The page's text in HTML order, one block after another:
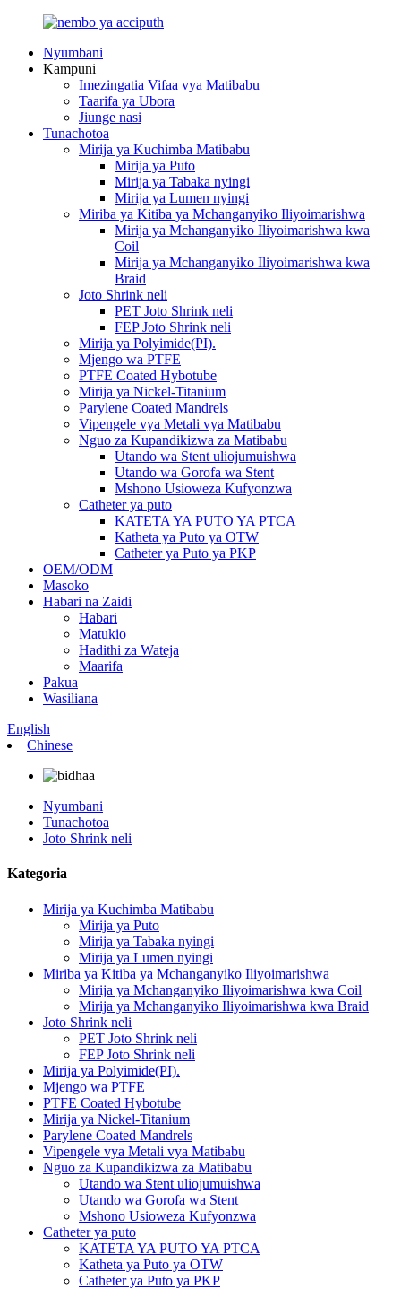
Nyumbani
Kampuni
Imezingatia Vifaa vya Matibabu
Taarifa ya Ubora
Jiunge nasi
Tunachotoa
Mirija ya Kuchimba Matibabu
Mirija ya Puto
Mirija ya Tabaka nyingi
Mirija ya Lumen nyingi
Miriba ya Kitiba ya Mchanganyiko Iliyoimarishwa
Mirija ya Mchanganyiko Iliyoimarishwa kwa
Coil
Mirija ya Mchanganyiko Iliyoimarishwa kwa
Braid
Joto Shrink neli
PET Joto Shrink neli
FEP Joto Shrink neli
Mirija ya Polyimide(PI).
Mjengo wa PTFE
PTFE Coated Hybotube
Mirija ya Nickel-Titanium
Parylene Coated Mandrels
Vipengele vya Metali vya Matibabu
Nguo za Kupandikizwa za Matibabu
Utando wa Stent uliojumuishwa
Utando wa Gorofa wa Stent
Mshono Usioweza Kufyonzwa
Catheter ya puto
KATETA YA PUTO YA PTCA
Katheta ya Puto ya OTW
Catheter ya Puto ya PKP
OEM/ODM
Masoko
Habari na Zaidi
Habari
Matukio
Hadithi za Wateja
Maarifa
Pakua
Wasiliana
English
Chinese
Nyumbani
Tunachotoa
Joto Shrink neli
Kategoria
Mirija ya Kuchimba Matibabu
Mirija ya Puto
Mirija ya Tabaka nyingi
Mirija ya Lumen nyingi
Miriba ya Kitiba ya Mchanganyiko Iliyoimarishwa
Mirija ya Mchanganyiko Iliyoimarishwa kwa Coil
Mirija ya Mchanganyiko Iliyoimarishwa kwa Braid
Joto Shrink neli
PET Joto Shrink neli
FEP Joto Shrink neli
Mirija ya Polyimide(PI).
Mjengo wa PTFE
PTFE Coated Hybotube
Mirija ya Nickel-Titanium
Parylene Coated Mandrels
Vipengele vya Metali vya Matibabu
Nguo za Kupandikizwa za Matibabu
Utando wa Stent uliojumuishwa
Utando wa Gorofa wa Stent
Mshono Usioweza Kufyonzwa
Catheter ya puto
KATETA YA PUTO YA PTCA
Katheta ya Puto ya OTW
Catheter ya Puto ya PKP